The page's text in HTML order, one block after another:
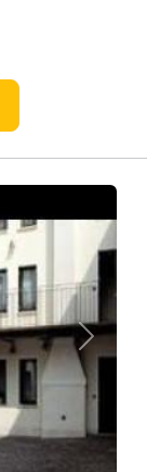
Weiter